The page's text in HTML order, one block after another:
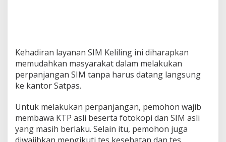
Kehadiran layanan SIM Keliling ini diharapkan
memudahkan masyarakat dalam melakukan
perpanjangan SIM tanpa harus datang langsung
ke kantor Satpas.
Untuk melakukan perpanjangan, pemohon wajib
membawa KTP asli beserta fotokopi dan SIM asli
yang masih berlaku. Selain itu, pemohon juga